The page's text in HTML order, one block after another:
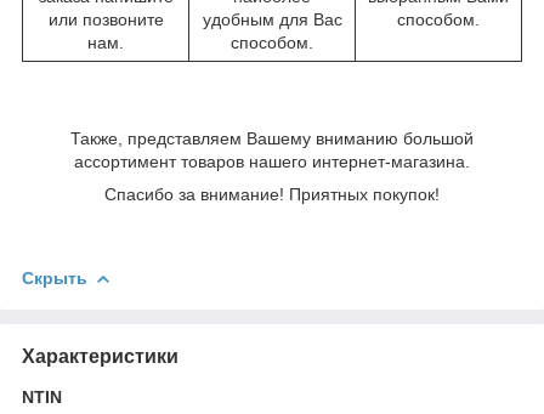
или позвоните
нам.
удобным для Вас
способом.
способом.
Также, представляем Вашему вниманию большой
ассортимент товаров нашего интернет-магазина.
Спасибо за внимание! Приятных покупок!
Скрыть
Характеристики
NTIN